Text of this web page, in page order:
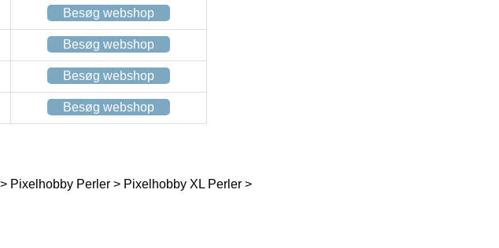
Besøg webshop
Besøg webshop
Besøg webshop
Besøg webshop
Pixelhobby Perler > Pixelhobby XL Perler >